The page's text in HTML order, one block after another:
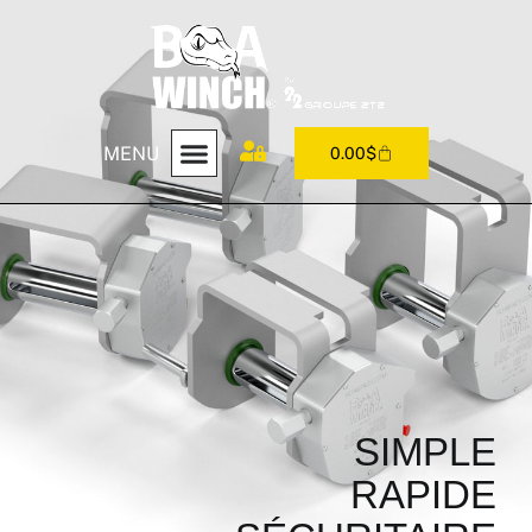
MENU 0.00$
SIMPLE
RAPIDE